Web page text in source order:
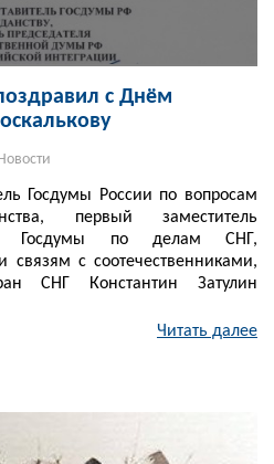
с Днём
Госдумы России по вопросам
первый заместитель
Госдумы по делам СНГ,
связям с соотечественниками,
СНГ Константин Затулин
Читать далее